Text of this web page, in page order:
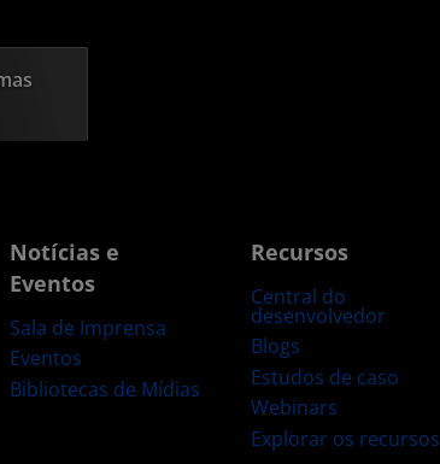
Notícias e
Eventos
Sala de Imprensa
Eventos
Bibliotecas de Mídias
Recursos
Central do
desenvolvedor
Blogs
Estudos de caso
Webinars
Explorar os recursos